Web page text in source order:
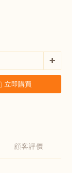
立即購買
顧客評價